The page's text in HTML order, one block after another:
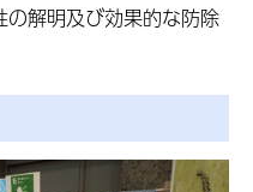
の解明及び効果的な防除